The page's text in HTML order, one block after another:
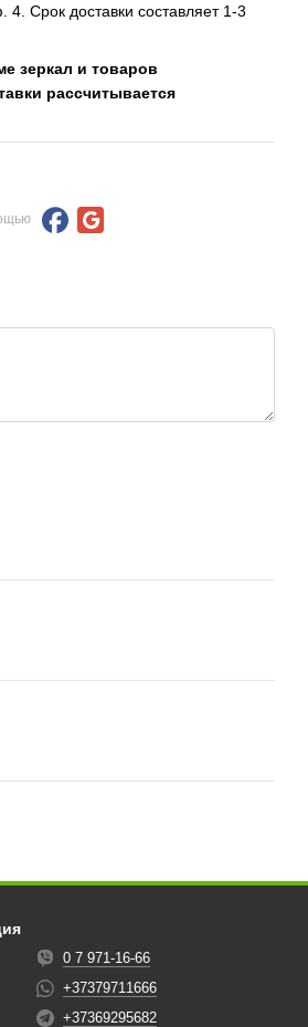
Срок доставки составляет 1-3
зеркал и товаров
рассчитывается
0 7 971-16-66
+37379711666
+37369295682